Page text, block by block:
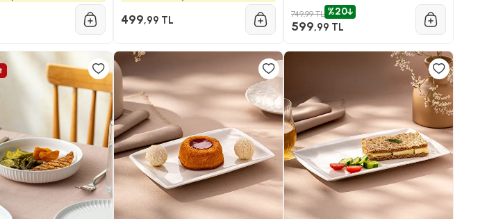
499,99 TL 749,99 TL %20
599,99 TL